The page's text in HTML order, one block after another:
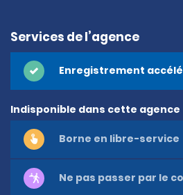
Services de l’agence
Enregistrement
Indisponible dans cette agence
Borne en libre-service
Ne pas passer par le